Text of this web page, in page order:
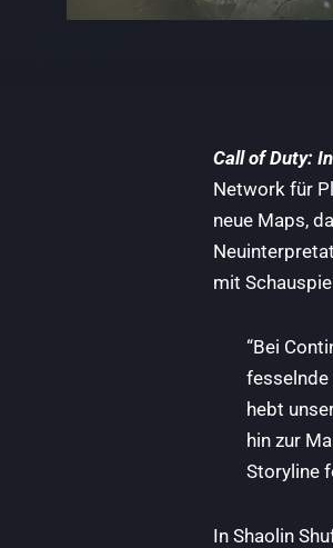
Call of Duty:
Network für
neue Maps,
mit
“Bei
fesselnde
hebt
hin zur
Storyline
In Shaolin